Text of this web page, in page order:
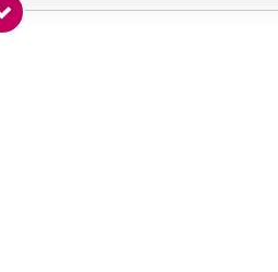
4 GB RAM
space